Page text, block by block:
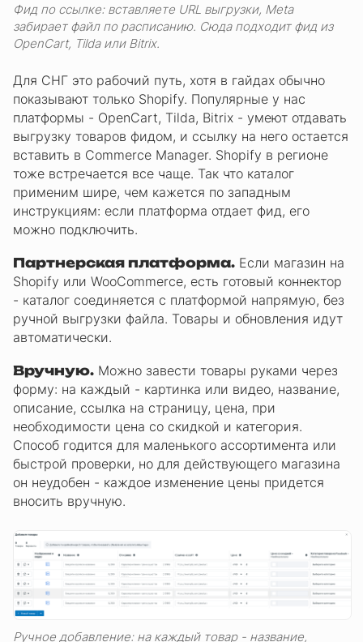
Фид по ссылке: вставляете URL выгрузки, Meta
забирает файл по расписанию. Сюда подходит фид из
OpenCart, Tilda или Bitrix.
Для СНГ это рабочий путь, хотя в гайдах обычно
показывают только Shopify. Популярные у нас
платформы - OpenCart, Tilda, Bitrix - умеют отдавать
выгрузку товаров фидом, и ссылку на него остается
вставить в Commerce Manager. Shopify в регионе
тоже встречается все чаще. Так что каталог
применим шире, чем кажется по западным
инструкциям: если платформа отдает фид, его
можно подключить.
Партнерская платформа. Если магазин на
Shopify или WooCommerce, есть готовый коннектор
- каталог соединяется с платформой напрямую, без
ручной выгрузки файла. Товары и обновления идут
автоматически.
Вручную. Можно завести товары руками через
форму: на каждый - картинка или видео, название,
описание, ссылка на страницу, цена, при
необходимости цена со скидкой и категория.
Способ годится для маленького ассортимента или
быстрой проверки, но для действующего магазина
он неудобен - каждое изменение цены придется
вносить вручную.
Ручное добавление: на каждый товар - название,